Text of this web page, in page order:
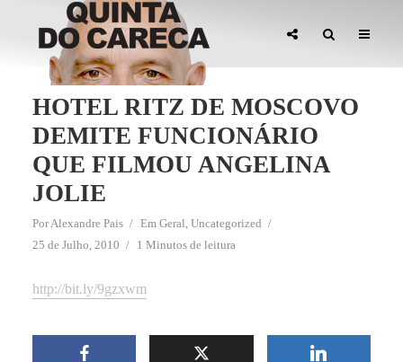
HOTEL RITZ DE MOSCOVO
DEMITE FUNCIONÁRIO
QUE FILMOU ANGELINA
JOLIE
PorAlexandre Pais Em Geral, Uncategorized
25 de Julho, 2010
1 Minutos de leitura
http://bit.ly/9gzxwm